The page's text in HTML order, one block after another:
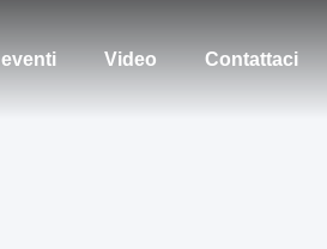
eventi Video Contattaci